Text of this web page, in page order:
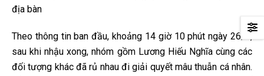
địa bàn
Theo thông tin ban đầu, khoảng 14 giờ 10 phút ngày 26/4,
sau khi nhậu xong, nhóm gồm Lương Hiếu Nghĩa cùng các
đối tượng khác đã rủ nhau đi giải quyết mâu thuẫn cá nhân.